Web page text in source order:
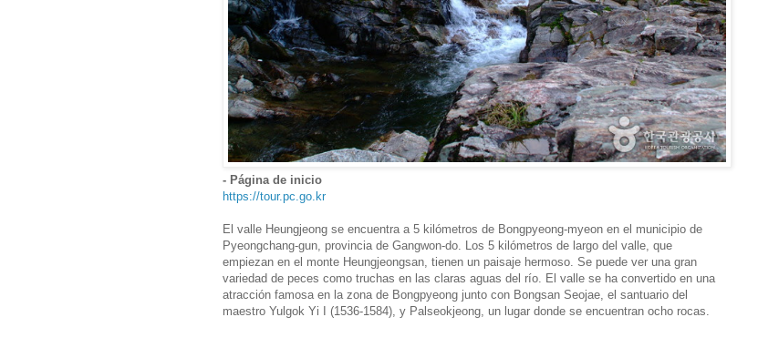
- Página de inicio
https://tour.pc.go.kr
El valle Heungjeong se encuentra a 5 kilómetros de Bongpyeong-myeon en el municipio de
Pyeongchang-gun, provincia de Gangwon-do. Los 5 kilómetros de largo del valle, que
empiezan en el monte Heungjeongsan, tienen un paisaje hermoso. Se puede ver una gran
variedad de peces como truchas en las claras aguas del río. El valle se ha convertido en una
atracción famosa en la zona de Bongpyeong junto con Bongsan Seojae, el santuario del
maestro Yulgok Yi I (1536-1584), y Palseokjeong, un lugar donde se encuentran ocho rocas.